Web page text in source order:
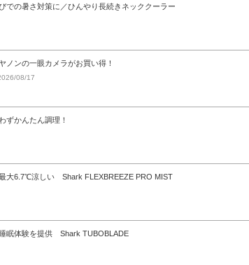
での暑さ対策に／ひんやり長続きネッククーラー
ノンの一眼カメラがお買い得！
08/17
ずかんたん調理！
大6.7℃涼しい Shark FLEXBREEZE PRO MIST
眠体験を提供 Shark TUBOBLADE